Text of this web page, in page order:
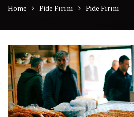
Home Pide Fırını Pide Fırını